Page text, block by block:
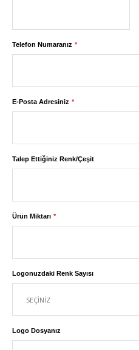
Telefon Numaranız
E-Posta Adresiniz
Talep Ettiğiniz Renk/Çeşit
Ürün Miktarı
Logonuzdaki Renk Sayısı
Logo Dosyanız